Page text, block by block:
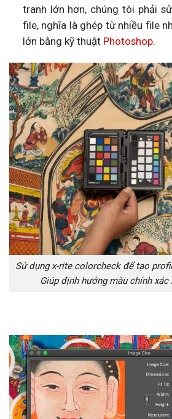
tranh lớn hơn, chúng tôi phải
file, nghĩa là ghép từ nhiều file
lớn bằng kỹ thuật Photoshop.
Sử dụng x-rite colorcheck để tạo
Giúp định hướng màu chính xác